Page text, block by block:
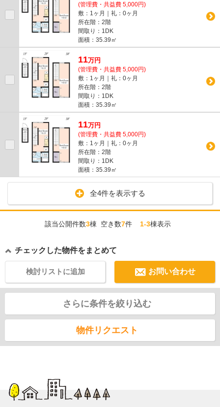
(管理費・共益費 5,000円)
敷：1ヶ月｜礼：0ヶ月
所在階：2階
間取り：1DK
面積：35.39㎡
11万円
(管理費・共益費 5,000円)
敷：1ヶ月｜礼：0ヶ月
所在階：2階
間取り：1DK
面積：35.39㎡
11万円
(管理費・共益費 5,000円)
敷：1ヶ月｜礼：0ヶ月
所在階：2階
間取り：1DK
面積：35.39㎡
全4件を表示する
該当公開件数3棟 空き数7件1-3棟表示
チェックした物件をまとめて
お問い合わせ
検討リストに追加
さらに条件を絞り込む
物件リクエスト